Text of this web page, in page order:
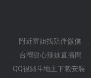
附近富姐找陪伴微信
台灣甜心辣妹直播間
QQ視頻斗地主下載安裝